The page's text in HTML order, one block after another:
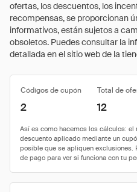
ofertas, los descuentos, los
recompensas, se proporcionan
informativos, están sujetos a
obsoletos. Puedes consultar la
detallada en el sitio web de la
Códigos de cupón Total de
2 12